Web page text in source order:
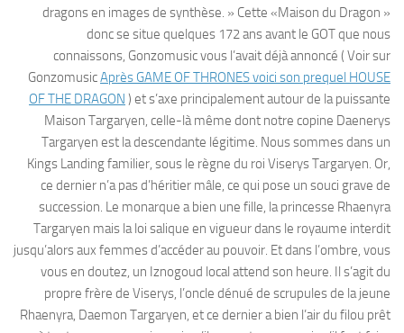
dragons en images de synthèse. » Cette «Maison du Dragon »
donc se situe quelques 172 ans avant le GOT que nous
connaissons, Gonzomusic vous l’avait déjà annoncé ( Voir sur
GonzomusicAprès GAME OF THRONES voici son prequel HOUSE
OF THE DRAGON ) et s’axe principalement autour de la puissante
Maison Targaryen, celle-là même dont notre copine Daenerys
Targaryen est la descendante légitime. Nous sommes dans un
Kings Landing familier, sous le règne du roi Viserys Targaryen. Or,
ce dernier n’a pas d’héritier mâle, ce qui pose un souci grave de
succession. Le monarque a bien une fille, la princesse Rhaenyra
Targaryen mais la loi salique en vigueur dans le royaume interdit
jusqu’alors aux femmes d’accéder au pouvoir. Et dans l’ombre, vous
vous en doutez, un Iznogoud local attend son heure. Il s’agit du
propre frère de Viserys, l’oncle dénué de scrupules de la jeune
Rhaenyra, Daemon Targaryen, et ce dernier a bien l’air du filou prêt